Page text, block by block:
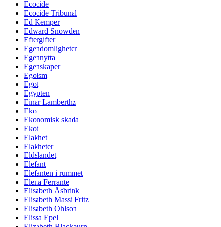
Ecocide
Ecocide Tribunal
Ed Kemper
Edward Snowden
Eftergifter
Egendomligheter
Egennytta
Egenskaper
Egoism
Egot
Egypten
Einar Lamberthz
Eko
Ekonomisk skada
Ekot
Elakhet
Elakheter
Eldslandet
Elefant
Elefanten i rummet
Elena Ferrante
Elisabeth Åsbrink
Elisabeth Massi Fritz
Elisabeth Ohlson
Elissa Epel